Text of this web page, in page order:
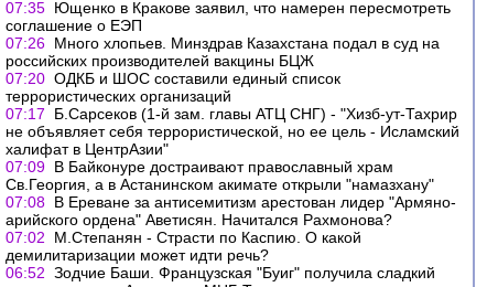
07:35 Ющенко в Кракове заявил, что намерен пересмотреть
соглашение о ЕЭП
07:26 Много хлопьев. Минздрав Казахстана подал в суд на
российских производителей вакцины БЦЖ
07:20 ОДКБ и ШОС составили единый список
террористических организаций
07:17
Б.Сарсеков (1-й зам. главы АТЦ СНГ) - "Хизб-ут-Тахрир
не объявляет себя террористической, но ее цель - Исламский
халифат в ЦентрАзии"
07:09 В Байконуре достраивают православный храм
Св.Георгия, а в Астанинском акимате открыли "намазхану"
07:08 В Ереване за антисемитизм арестован лидер "Армяно-
арийского ордена" Аветисян. Начитался Рахмонова?
07:02
М.Степанян - Страсти по Каспию. О какой
демилитаризации может идти речь?
06:52 Зодчие Баши. Французская "Буиг" получила сладкий